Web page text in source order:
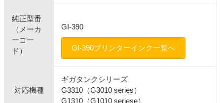
純正型番
（メーカ
ーコー
ド）
GI-390
GI-390プリンターインク一覧へ
対応機種
ギガタンクシリーズ
G3310（G3010 series）
G1310（G1010 seriese）